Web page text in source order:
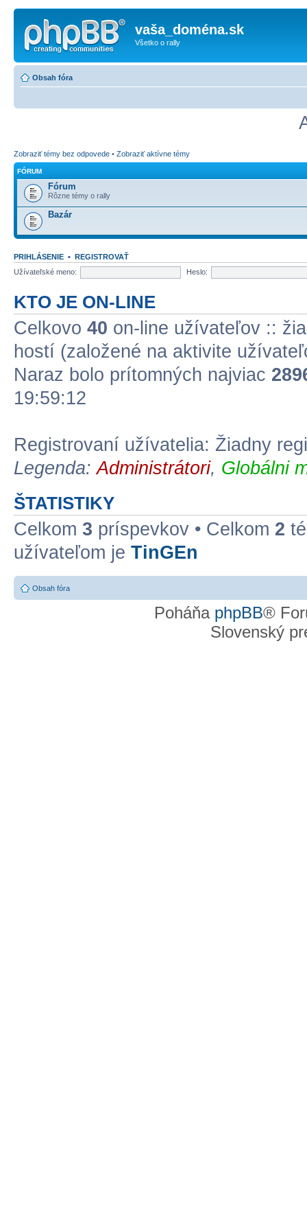
vaša_doména.sk
Všetko o rally
Obsah fóra
Zobraziť témy bez odpovede • Zobraziť aktívne témy
FÓRUM
Fórum
Rôzne témy o rally
Bazár
PRIHLÁSENIE • REGISTROVAŤ
Užívateľské meno:
Heslo:
KTO JE ON-LINE
Celkovo 40 on-line užívateľov ::
hostí (založené na aktivite
Naraz bolo prítomných najviac
19:59:12
Registrovaní užívatelia: Žiadny
Legenda:Administrátori, Globálni
ŠTATISTIKY
Celkom 3 príspevkov • Celkom 2
užívateľom je TinGEn
Obsah fóra
Poháňa phpBB®
Slovenský